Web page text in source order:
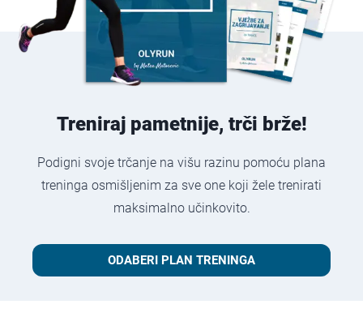
Treniraj pametnije, trči brže!
Podigni svoje trčanje na višu razinu pomoću plana
treninga osmišljenim za sve one koji žele trenirati
maksimalno učinkovito.
ODABERI PLAN TRENINGA